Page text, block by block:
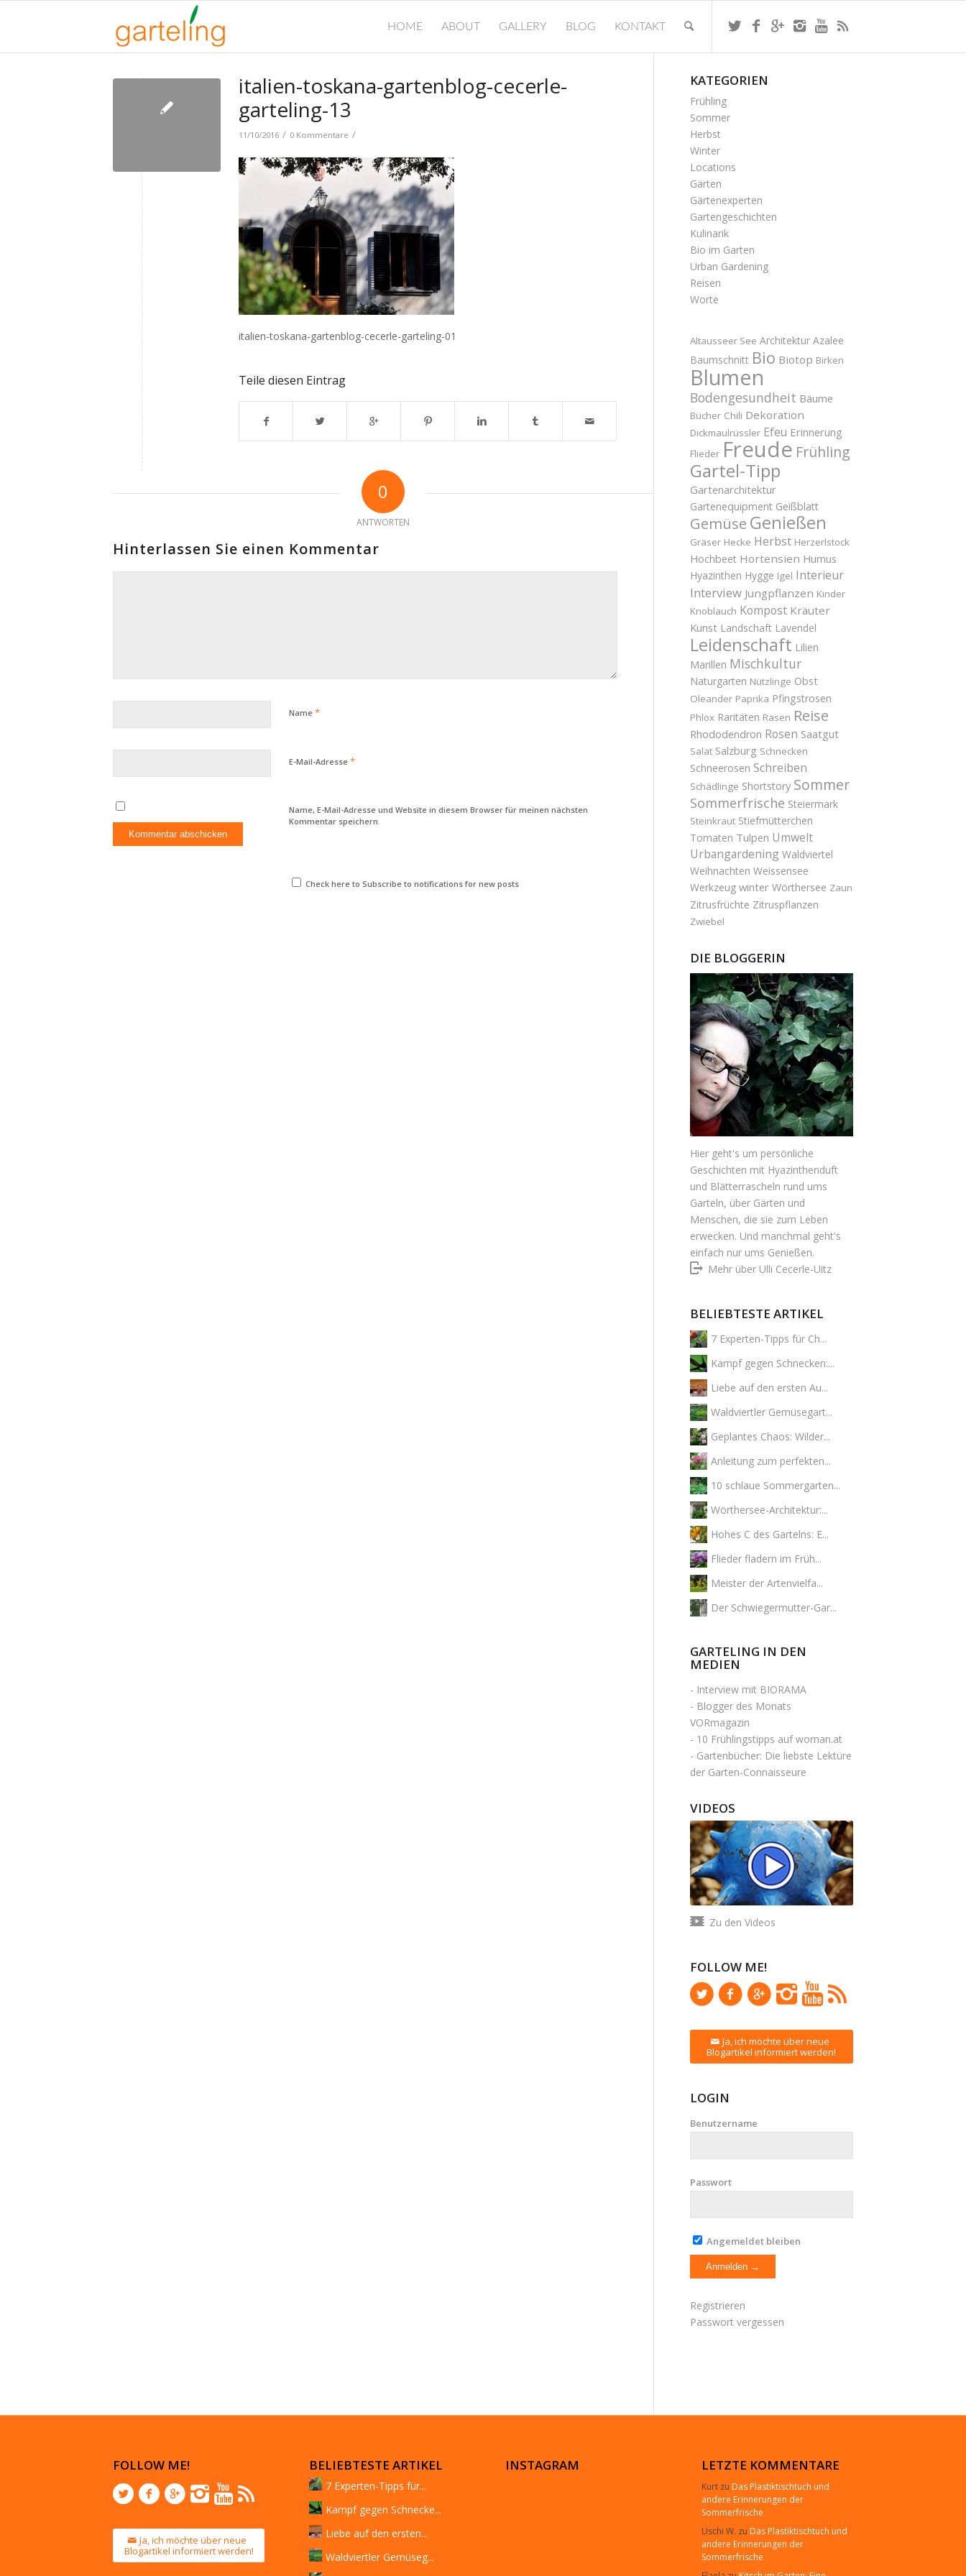
HOME ABOUT GALLERY BLOG KONTAKT
italien-toskana-gartenblog-cecerle-
garteling-13
11/10/2016 / 0 Kommentare /
italien-toskana-gartenblog-cecerle-garteling-01
Teile diesen Eintrag
0
ANTWORTEN
Hinterlassen Sie einen Kommentar
Name *
E-Mail-Adresse *
Name, E-Mail-Adresse und Website in diesem Browser für meinen nächsten
Kommentar speichern.
Check here to Subscribe to notifications for new posts
KATEGORIEN
Frühling
Sommer
Herbst
Winter
Locations
Gärten
Gärtenexperten
Gartengeschichten
Kulinarik
Bio im Garten
Urban Gardening
Reisen
Worte
Altausseer See Architektur Azalee
Baumschnitt Bio Biotop Birken
Blumen
Bodengesundheit Bäume
Bücher Chili Dekoration
Dickmaulrüssler Efeu Erinnerung
Flieder Freude Frühling
Gartel-Tipp
Gartenarchitektur
Gartenequipment Geißblatt
Gemüse Genießen
Gräser Hecke Herbst Herzerlstock
Hochbeet Hortensien Humus
Hyazinthen Hygge Igel Interieur
Interview Jungpflanzen Kinder
Knoblauch Kompost Kräuter
Kunst Landschaft Lavendel
Leidenschaft Lilien
Marillen Mischkultur
Naturgarten Nützlinge Obst
Oleander Paprika Pfingstrosen
Phlox Raritäten Rasen Reise
Rhododendron Rosen Saatgut
Salat Salzburg Schnecken
Schneerosen Schreiben
Schädlinge Shortstory Sommer
Sommerfrische Steiermark
Steinkraut Stiefmütterchen
Tomaten Tulpen Umwelt
Urbangardening Waldviertel
Weihnachten Weissensee
Werkzeug winter Wörthersee Zaun
Zitrusfrüchte Zitruspflanzen
Zwiebel
DIE BLOGGERIN
Hier geht's um persönliche
Geschichten mit Hyazinthenduft
und Blätterrascheln rund ums
Garteln, über Gärten und
Menschen, die sie zum Leben
erwecken. Und manchmal geht's
einfach nur ums Genießen.
Mehr über Ulli Cecerle-Uitz
BELIEBTESTE ARTIKEL
7 Experten-Tipps für Ch...
Kampf gegen Schnecken:...
Liebe auf den ersten Au...
Waldviertler Gemüsegart...
Geplantes Chaos: Wilder...
Anleitung zum perfekten...
10 schlaue Sommergarten...
Wörthersee-Architektur:...
Hohes C des Gartelns: E...
Flieder fladern im Früh...
Meister der Artenvielfa...
Der Schwiegermutter-Gar...
GARTELING IN DEN
MEDIEN
- Interview mit BIORAMA
- Blogger des Monats
VORmagazin
- 10 Frühlingstipps auf woman.at
- Gartenbücher: Die liebste Lektüre
der Garten-Connaisseure
VIDEOS
Zu den Videos
FOLLOW ME!
Ja, ich möchte über neue
Blogartikel informiert werden!
LOGIN
Benutzername
Passwort
Angemeldet bleiben
Registrieren
Passwort vergessen
FOLLOW ME!
Ja, ich möchte über neue
Blogartikel informiert werden!
BELIEBTESTE ARTIKEL
7 Experten-Tipps für...
Kampf gegen Schnecke...
Liebe auf den ersten...
Waldviertler Gemüseg...
INSTAGRAM LETZTE KOMMENTARE
Kurtzu Das Plastiktischtuch und
andere Erinnerungen der
Sommerfrische
Uschi W. zu Das Plastiktischtuch und
andere Erinnerungen der
Sommerfrische